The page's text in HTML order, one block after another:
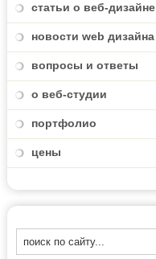
статьи о веб-дизайне
новости web дизайна
вопросы и ответы
о веб-студии
портфолио
цены